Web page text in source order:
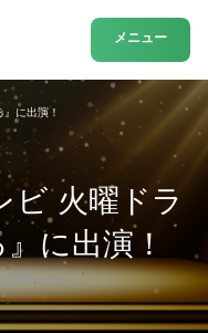
メニュー
火曜ドラ
に出演！
に出演！